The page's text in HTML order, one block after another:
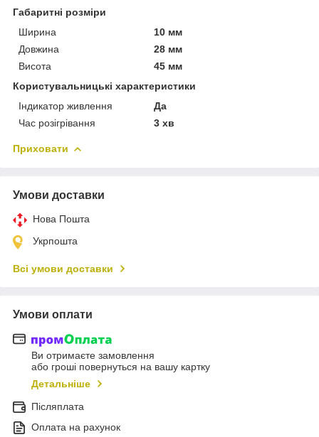
Габаритні розміри
Ширина
10 мм
Довжина
28 мм
Висота
45 мм
Користувальницькі характеристики
Індикатор живлення
Да
Час розігрівання
3 хв
Приховати
Умови доставки
Нова Пошта
Укрпошта
Всі умови доставки
Умови оплати
Ви отримаєте замовлення
або гроші повернуться на вашу картку
Детальніше
Післяплата
Оплата на рахунок